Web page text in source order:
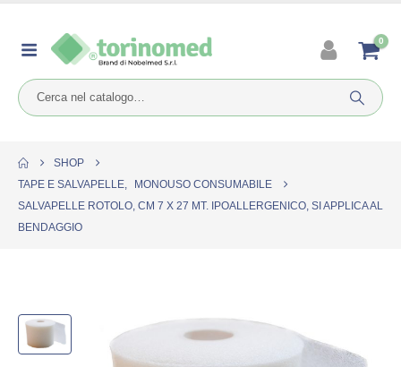
0
SHOP
TAPE E SALVAPELLE,
MONOUSO CONSUMABILE
SALVAPELLE ROTOLO, CM 7 X 27 MT. IPOALLERGENICO, SI APPLICA AL
BENDAGGIO